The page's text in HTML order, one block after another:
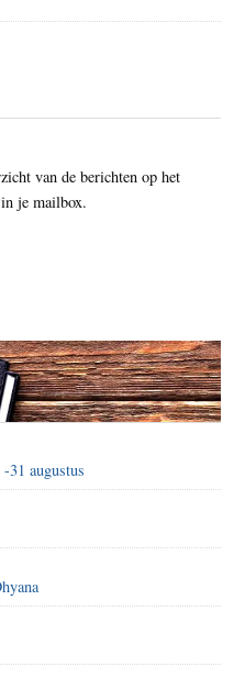
van de berichten op het
je mailbox.
augustus